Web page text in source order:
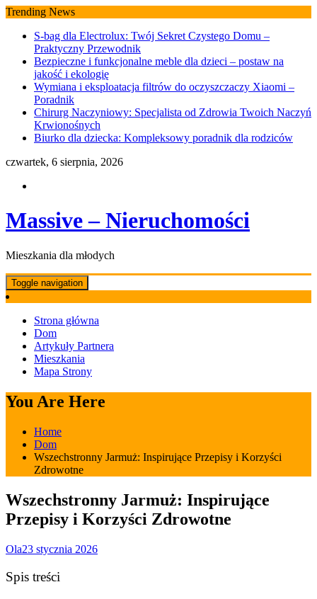
Skip
content
Trending News
S-bag dla Electrolux: Twój Sekret Czystego Domu –
Praktyczny Przewodnik
Bezpieczne i funkcjonalne meble dla dzieci – postaw na
jakość i ekologię
Wymiana i eksploatacja filtrów do oczyszczaczy Xiaomi –
Poradnik
Chirurg Naczyniowy: Specjalista od Zdrowia Twoich Naczyń
Krwionośnych
Biurko dla dziecka: Kompleksowy poradnik dla rodziców
czwartek, 6 sierpnia, 2026
Massive – Nieruchomości
Mieszkania dla młodych
Toggle navigation
Strona główna
Dom
Artykuły Partnera
Mieszkania
Mapa Strony
You Are Here
Home
Dom
Wszechstronny Jarmuż: Inspirujące Przepisy i Korzyści
Zdrowotne
Wszechstronny Jarmuż: Inspirujące
Przepisy i Korzyści Zdrowotne
Ola23 stycznia 2026
Spis treści